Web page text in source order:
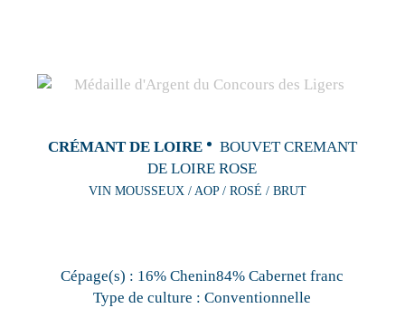
CRÉMANT DE LOIRE
BOUVET CREMANT
DE LOIRE ROSE
VIN MOUSSEUX / AOP / ROSÉ / BRUT
Cépage(s) : 16% Chenin84% Cabernet franc
Type de culture : Conventionnelle